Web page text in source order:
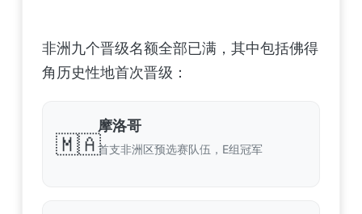
非洲九个晋级名额全部已满，其中包括佛得
角历史性地首次晋级：
🇲🇦
摩洛哥
首支非洲区预选赛队伍，E组冠军